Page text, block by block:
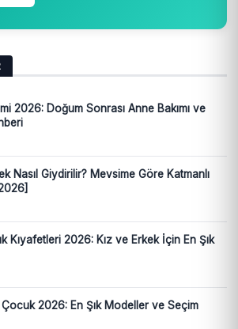
2026: Doğum Sonrası Anne Bakımı ve
Nasıl Giydirilir? Mevsime Göre Katmanlı
Kıyafetleri 2026: Kız ve Erkek İçin En Şık
2026: En Şık Modeller ve Seçim